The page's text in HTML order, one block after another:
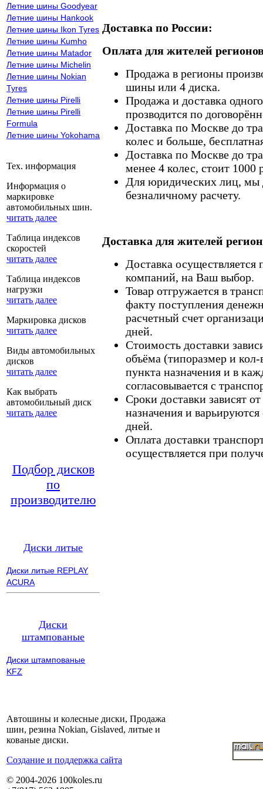
Летние шины Goodyear
Летние шины Hankook
Летние шины Ikon Tyres
Летние шины Kumho
Летние шины Matador
Летние шины Michelin
Летние шины Nokian
Tyres
Летние шины Pirelli
Летние шины Pirelli
Formula
Летние шины Yokohama
Тех. информация
Информация о
маркировке
автомобильных шин.
читать далее
Таблица индексов
скоростей
читать далее
Таблица индексов
нагрузки
читать далее
Маркировка дисков
читать далее
Виды автомобильных
дисков
читать далее
Как выбрать
автомобильный диск
читать далее
Подбор дисков
по
производителю
Диски литые
Диски литые REPLAY
ACURA
Диски
штампованые
Диски штампованые
KFZ
Доставка по России:
Оплата для жителей
Продажа в регионы
шины или 4 диска.
Продажа и доставка
прозводится по
Доставка по Москве до
колес и больше,
Доставка по Москве до
менее 4 колес, стоит 1000
Для юридических лиц, мы
безналичному расчету.
Доставка для жителей
Доставка
компаний, на Ваш выбор.
Товар отгружается в
факту поступления
расчетный счет
дней.
Стоимость доставки
объёма (типоразмер и кол-
пункта назначения и в
согласовывается с
Сроки доставки зависят
назначения и
дней.
Оплата доставки
осуществляется при
Автошины и колесные диски, Продажа
шин, резина Nokian, Gislaved, литые и
кованые диски.
Cоздание и поддержка сайта
© 2004-2026 100koles.ru